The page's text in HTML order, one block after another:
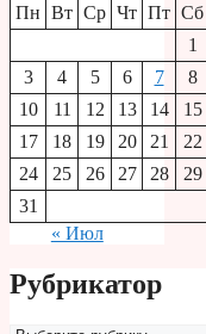
Пн Вт Ср Чт Пт Сб
1
3
4 5 6 7 8
10
11 12 13 14 15
17
18 19 20 21 22
24
25 26 27 28 29
31
« Июл
Рубрикатор